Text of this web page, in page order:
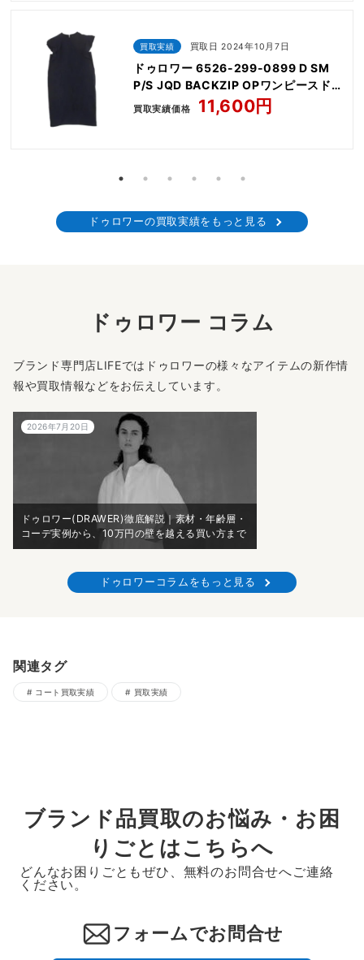
買取実績 買取日 2024年10月7日
ドゥロワー 6526-299-0899 D SM
P/S JQD BACKZIP OPワンピースドレ
ス
買取実績価格 11,600円
ドゥロワーの買取実績をもっと見る
ドゥロワー コラム
ブランド専門店LIFEではドゥロワーの様々なアイテムの新作情
報や買取情報などをお伝えしています。
ドゥロワー(DRAWER)徹底解説｜素材・年齢層・
コーデ実例から、10万円の壁を越える買い方まで
2026年7月20日
ドゥロワーコラムをもっと見る
関連タグ
コート買取実績 買取実績
ブランド品買取のお悩み・お困
りごとはこちらへ
どんなお困りごともぜひ、無料のお問合せへご連絡
ください。
フォームでお問合せ